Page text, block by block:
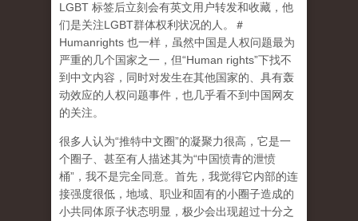
LGBT 标签后立刻会有英文用户转发和收藏，他
们是关注LGBT群体权利状况的人。＃
Humanrights 也一样，虽然中国是人权问题最为
严重的几个国家之一，但“Human rights”下找不
到中文内容，同时对发生在其他国家的、具有轰
动效应的人权问题事件，也几乎看不到中国网友
的关注。
很多人认为“推特中文圈”的凝聚力很高，它是一
个圈子、甚至有人描述其为“中国愤青的泄愤
桶”，我不是完全同意。首先，我觉得它内部的连
接强度很低，地域、职业和固有的小圈子造成的
小共同体原子状态明显，极少会出现超过十分之